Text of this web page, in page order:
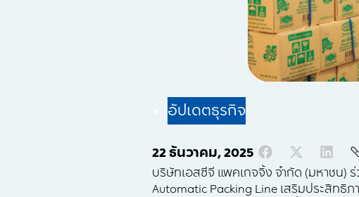
อัปเดตธุรกิจ
22 ธันวาคม, 2025
บริษัทเอสซีจี แพคเกจจิ้ง จำกัด (มหาชน)
Automatic Packing Line เสริมประสิท